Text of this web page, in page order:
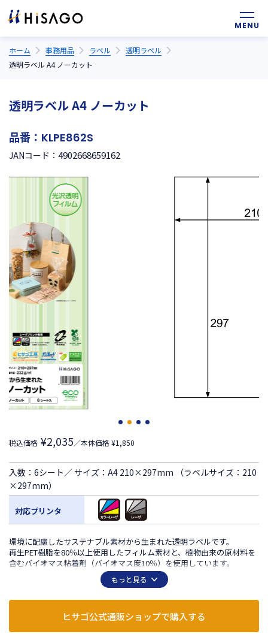
ホーム 事務用品 ラベル
透明ラベル
透明ラベル A4 ノーカット
透明ラベル A4 ノーカット
品番： KLPE862S
JANコード： 4902668659162
税込価格 ¥2,035／本体価格 ¥1,850
入数：6シート／ サイズ：A4 210×297mm （ラベルサイズ：210
×297mm）
対応プリンタ
環境に配慮したサステナブル素材から生まれた透明ラベルです。
再生PET樹脂を80％以上使用したフィルム素材と、植物由来の原材料を
含むバイオマス粘着剤（バイオマス度10％）を使用しています。
光沢のある透明なラベルなので、下地の色やデザインを生かして貼るこ
ノーカットタイプなので、自由に色々なサイズや形にカットして使えま
す。
もっと見る
ヒサゴ公式通販ショップで購入する